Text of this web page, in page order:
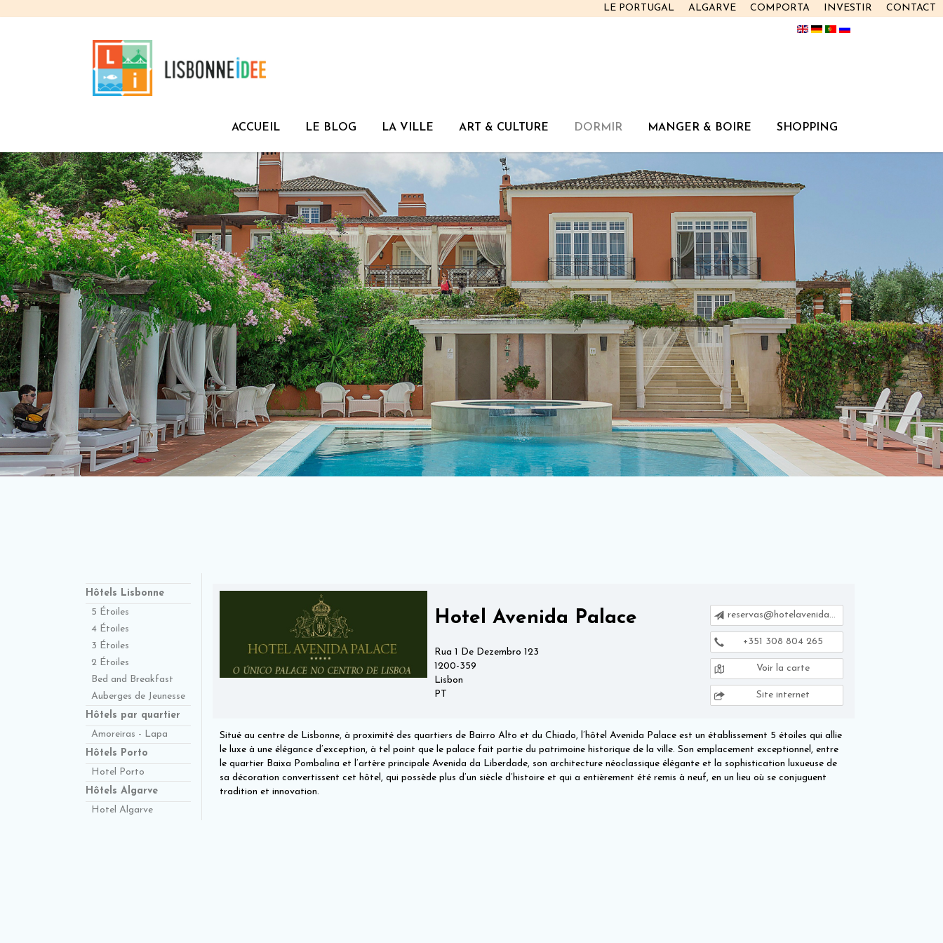
CONTACT
INVESTIR
COMPORTA
ALGARVE
LE PORTUGAL
ACCUEIL LE BLOG LA VILLE ART & CULTURE DORMIR MANGER & BOIRE SHOPPING
Hôtels Lisbonne
5 Étoiles
4 Étoiles
3 Étoiles
2 Étoiles
Bed and Breakfast
Auberges de Jeunesse
Hôtels par quartier
Amoreiras - Lapa
Hôtels Porto
Hotel Porto
Hôtels Algarve
Hotel Algarve
Hotel Avenida Palace
Rua 1 De Dezembro 123
1200-359
Lisbon
PT
reservas@hotelavenidapalace.pt
+351 308 804 265
Voir la carte
Site internet
Situé au centre de Lisbonne, à proximité des quartiers de Bairro Alto et du Chiado, l’hôtel Avenida Palace est un établissement 5 étoiles qui allie
le luxe à une élégance d’exception, à tel point que le palace fait partie du patrimoine historique de la ville. Son emplacement exceptionnel, entre
le quartier Baixa Pombalina et l’artère principale Avenida da Liberdade, son architecture néoclassique élégante et la sophistication luxueuse de
sa décoration convertissent cet hôtel, qui possède plus d’un siècle d’histoire et qui a entièrement été remis à neuf, en un lieu où se conjuguent
tradition et innovation.